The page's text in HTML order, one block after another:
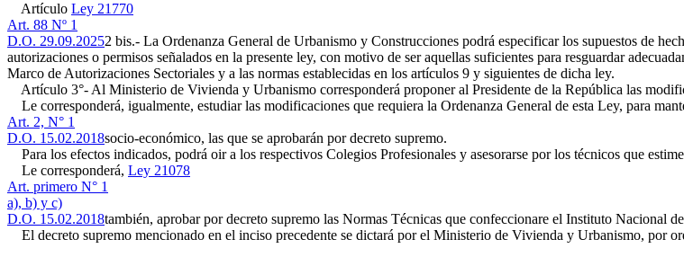
Artículo Ley 21770
Art. 88 Nº 1
D.O. 29.09.20252 bis.- La Ordenanza General de Urbanismo y Construcciones podrá especificar los supuestos de
autorizaciones o permisos señalados en la presente ley, con motivo de ser aquellas suficientes para resguardar
Marco de Autorizaciones Sectoriales y a las normas establecidas en los artículos 9 y siguientes de dicha ley.
Artículo 3°- Al Ministerio de Vivienda y Urbanismo corresponderá proponer al Presidente de la República las
Le corresponderá, igualmente, estudiar las modificaciones que requiera la Ordenanza General de esta Ley, para
Art. 2, N° 1
D.O. 15.02.2018socio-económico, las que se aprobarán por decreto supremo.
Para los efectos indicados, podrá oir a los respectivos Colegios Profesionales y asesorarse por los técnicos que
Le corresponderá, Ley 21078
Art. primero N° 1
a), b) y c)
D.O. 15.02.2018también, aprobar por decreto supremo las Normas Técnicas que confeccionare el Instituto Nacional
El decreto supremo mencionado en el inciso precedente se dictará por el Ministerio de Vivienda y Urbanismo, por